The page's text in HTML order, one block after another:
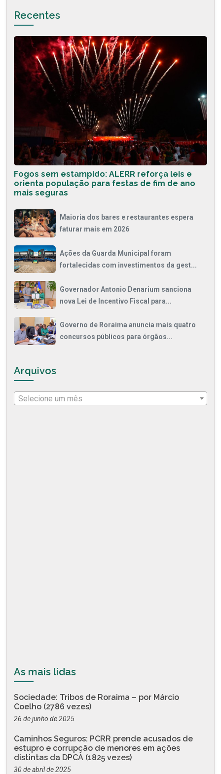
Recentes
Fogos sem estampido: ALERR reforça leis e
orienta população para festas de fim de ano
mais seguras
Maioria dos bares e restaurantes espera
faturar mais em 2026
Ações da Guarda Municipal foram
fortalecidas com investimentos da gest...
Governador Antonio Denarium sanciona
nova Lei de Incentivo Fiscal para...
Governo de Roraima anuncia mais quatro
concursos públicos para órgãos...
Arquivos
Selecione um mês
As mais lidas
Sociedade: Tribos de Roraima – por Márcio
Coelho (2786 vezes)
26 de junho de 2025
Caminhos Seguros: PCRR prende acusados de
estupro e corrupção de menores em ações
distintas da DPCA (1825 vezes)
30 de abril de 2025